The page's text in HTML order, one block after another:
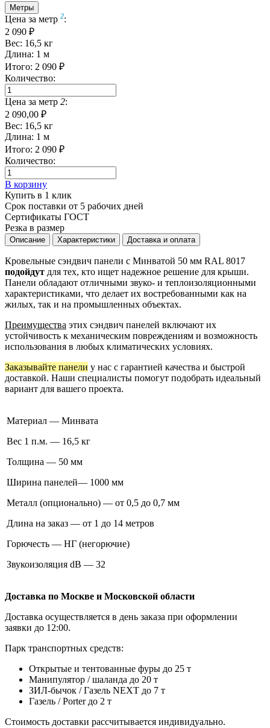
Метры
Цена за метр 2:
2 090 ₽
Вес: 16,5 кг
Длина: 1 м
Итого: 2 090 ₽
Количество:
Цена за метр 2:
2 090,00 ₽
Вес: 16,5 кг
Длина: 1 м
Итого: 2 090 ₽
Количество:
В корзину
Купить в 1 клик
Срок поставки от 5 рабочих дней
Сертификаты ГОСТ
Резка в размер
Описание Характеристики Доставка и оплата
Кровельные сэндвич панели с Минватой 50 мм RAL 8017
подойдут для тех, кто ищет надежное решение для крыши.
Панели обладают отличными звуко- и теплоизоляционными
характеристиками, что делает их востребованными как на
жилых, так и на промышленных объектах.
Преимущества этих сэндвич панелей включают их
устойчивость к механическим повреждениям и возможность
использования в любых климатических условиях.
Заказывайте панели у нас с гарантией качества и быстрой
доставкой. Наши специалисты помогут подобрать идеальный
вариант для вашего проекта.
Материал — Минвата
Вес 1 п.м. — 16,5 кг
Толщина — 50 мм
Ширина панелей— 1000 мм
Металл (опционально) — от 0,5 до 0,7 мм
Длина на заказ — от 1 до 14 метров
Горючесть — НГ (негорючие)
Звукоизоляция dB — 32
Доставка по Москве и Московской области
Доставка осуществляется в день заказа при оформлении
заявки до 12:00.
Парк транспортных средств:
Открытые и тентованные фуры до 25 т
Манипулятор / шаланда до 20 т
ЗИЛ-бычок / Газель NEXT до 7 т
Газель / Porter до 2 т
Стоимость доставки рассчитывается индивидуально.